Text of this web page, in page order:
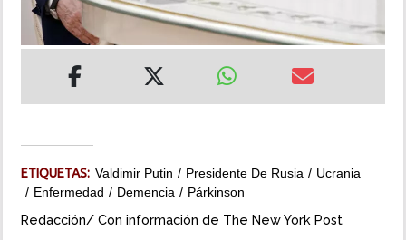
IMPRESO
ETIQUETAS: Valdimir Putin Presidente De Rusia
Ucrania
Enfermedad
Demencia Párkinson
Redacción/ Con información de The New York Post